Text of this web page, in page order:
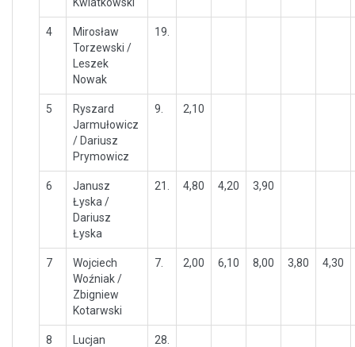
4
Mirosław
Torzewski /
Leszek
Nowak
19.
5
Ryszard
Jarmułowicz
/ Dariusz
Prymowicz
9. 2,10
6
Janusz
Łyska /
Dariusz
Łyska
21. 4,80 4,20 3,90
7
Wojciech
Woźniak /
Zbigniew
Kotarwski
7. 2,00 6,10 8,00 3,80 4,30
8
Lucjan
28.